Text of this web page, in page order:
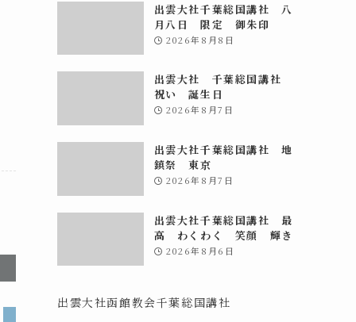
出雲大社千葉総国講社 八
月八日 限定 御朱印
2026年8月8日
出雲大社 千葉総国講社
祝い 誕生日
2026年8月7日
出雲大社千葉総国講社 地
鎮祭 東京
2026年8月7日
出雲大社千葉総国講社 最
高 わくわく 笑顔 輝き
2026年8月6日
出雲大社函館教会千葉総国講社